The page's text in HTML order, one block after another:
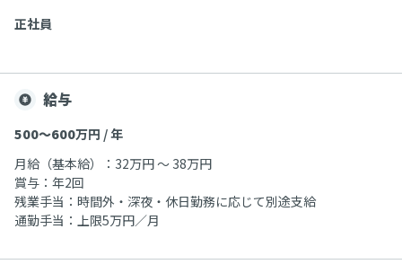
正社員
給与
500〜600万円 / 年
月給（基本給）：32万円 ～ 38万円
賞与：年2回
残業手当：時間外・深夜・休日勤務に応じて別途支給
通勤手当：上限5万円／月